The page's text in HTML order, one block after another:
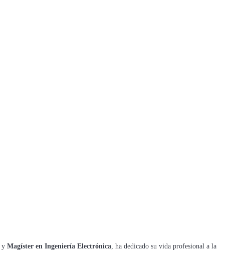
y Magíster en Ingeniería Electrónica, ha dedicado su vida profesional a la